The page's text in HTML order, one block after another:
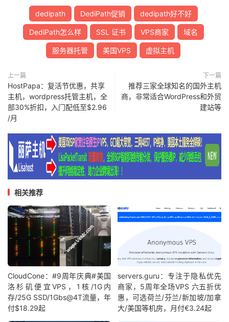
dedipath DediPath促销 dedipath好不好
DediPath怎么样 SSL 证书 VPS商家 域名
服务器托管 美国VPS 虚拟主机
上一篇
HostPapa：复活节优惠，共享
主机，wordpress托管主机，全
部30%折扣，入门配低至$2.96
/月
下一篇
推荐三家全球知名的国外主机
商，非常适合WordPress和外贸
建站等
相关推荐
CloudCone：#9周年庆典#美国
洛杉矶便宜VPS，1核/1G内
存/25G SSD/1Gbs@4T流量，年
付$18.29起
servers.guru：专注于隐私优先
商家，5周年全场VPS 六五折优
惠，可选荷兰/芬兰/新加坡/加拿
大/美国等机房，月付€3.24起